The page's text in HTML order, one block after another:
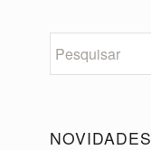
NOVIDADES